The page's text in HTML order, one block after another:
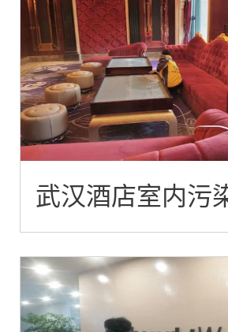
武汉酒店室内污
案例-武汉恒大